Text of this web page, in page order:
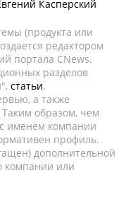
Касперский
(продукта или
редактором
портала CNews.
разделов
статьи,
а также
образом, чем
именем компании
профиль.
дополнительной
компании или